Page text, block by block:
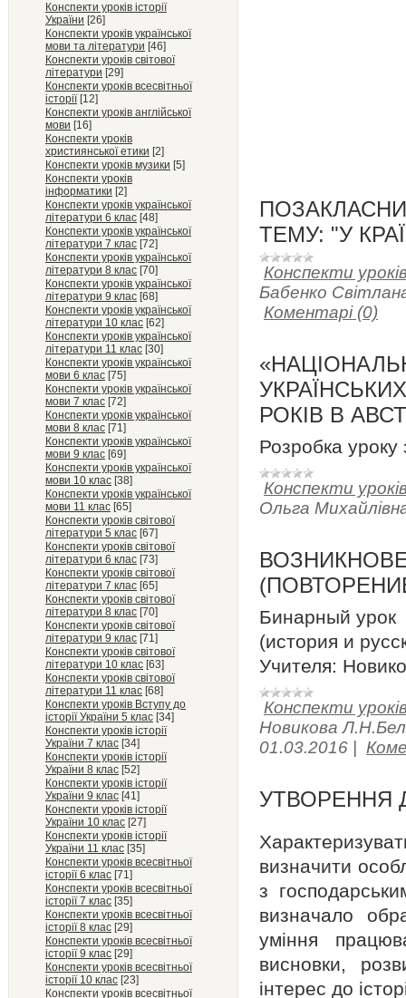
Конспекти уроків історії
України [26]
Конспекти уроків української
мови та літератури [46]
Конспекти уроків світової
літератури [29]
Конспекти уроків всесвітньої
історії [12]
Конспекти уроків англійської
мови [16]
Конспекти уроків
християнської етики [2]
Конспекти уроків музики [5]
Конспекти уроків
інформатики [2]
Конспекти уроків української
літератури 6 клас [48]
Конспекти уроків української
літератури 7 клас [72]
Конспекти уроків української
літератури 8 клас [70]
Конспекти уроків української
літератури 9 клас [68]
Конспекти уроків української
літератури 10 клас [62]
Конспекти уроків української
літератури 11 клас [30]
Конспекти уроків української
мови 6 клас [75]
Конспекти уроків української
мови 7 клас [72]
Конспекти уроків української
мови 8 клас [71]
Конспекти уроків української
мови 9 клас [69]
Конспекти уроків української
мови 10 клас [38]
Конспекти уроків української
мови 11 клас [65]
Конспекти уроків світової
літератури 5 клас [67]
Конспекти уроків світової
літератури 6 клас [73]
Конспекти уроків світової
літератури 7 клас [65]
Конспекти уроків світової
літератури 8 клас [70]
Конспекти уроків світової
літератури 9 клас [71]
Конспекти уроків світової
літератури 10 клас [63]
Конспекти уроків світової
літератури 11 клас [68]
Конспекти уроків Вступу до
історії України 5 клас [34]
Конспекти уроків історії
України 7 клас [34]
Конспекти уроків історії
України 8 клас [52]
Конспекти уроків історії
України 9 клас [41]
Конспекти уроків історії
України 10 клас [27]
Конспекти уроків історії
України 11 клас [35]
Конспекти уроків всесвітньої
історії 6 клас [71]
Конспекти уроків всесвітньої
історії 7 клас [35]
Конспекти уроків всесвітньої
історії 8 клас [29]
Конспекти уроків всесвітньої
історії 9 клас [29]
Конспекти уроків всесвітньої
історії 10 клас [23]
Конспекти уроків всесвітньої
ТЕМУ: "У
Конспекти
Бабенко
Коментарі (0)
РОКІВ В
Розробка уроку
Конспекти
Ольга
Бинарный урок
(история и
Учителя:
Конспекти
Новикова
01.03.2016
УТВОРЕННЯ
визначити
з
визначало
уміння
висновки,
інтерес до